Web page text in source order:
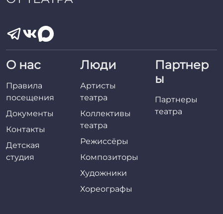
О нас
Правила
посещения
Документы
Контакты
Детская
студия
Люди
Артисты
театра
Коллективы
театра
Режиссёры
Композиторы
Художники
Хореографы
Партнер
ы
Партнеры
театра